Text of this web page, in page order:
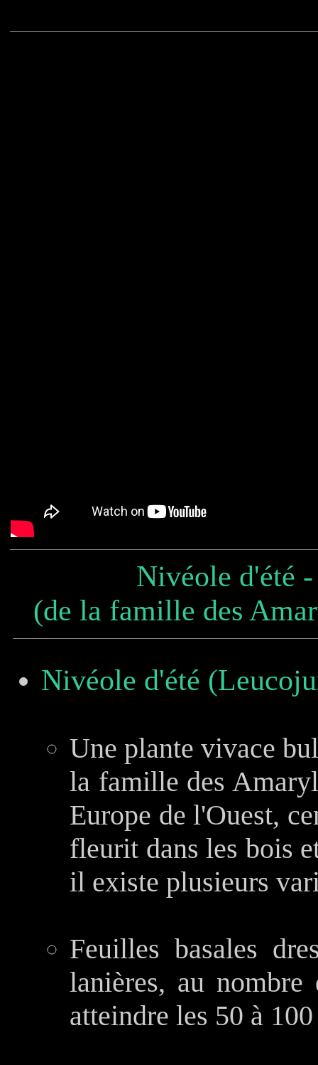
Nivéole d'été
(de la famille des
Nivéole d'été
Une plante vivace
la famille des
Europe de l'Ouest,
fleurit dans les bois
il existe plusieurs
Feuilles basales
lanières, au
atteindre les 50 à